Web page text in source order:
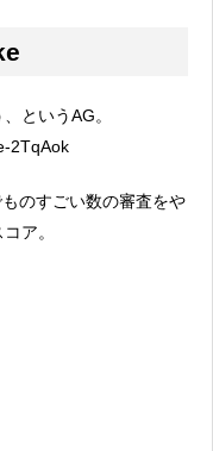
というAG。
2TqAok
のすごい数の審査をや
ア。